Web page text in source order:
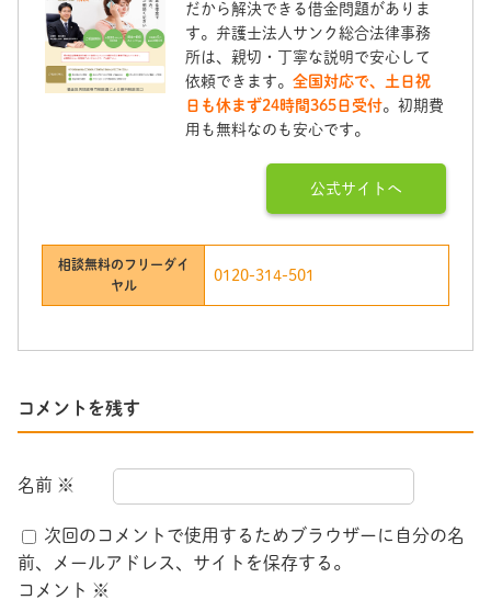
だから解決できる借金問題がありま
す。弁護士法人サンク総合法律事務
所は、親切・丁寧な説明で安心して
依頼できます。全国対応で、土日祝
日も休まず24時間365日受付。初期費
用も無料なのも安心です。
公式サイトへ
相談無料のフリーダイ
ヤル
0120-314-501
コメントを残す
名前 ※
次回のコメントで使用するためブラウザーに自分の名
前、メールアドレス、サイトを保存する。
コメント ※